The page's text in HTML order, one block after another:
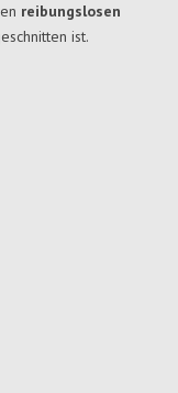
reibungslosen
ist.